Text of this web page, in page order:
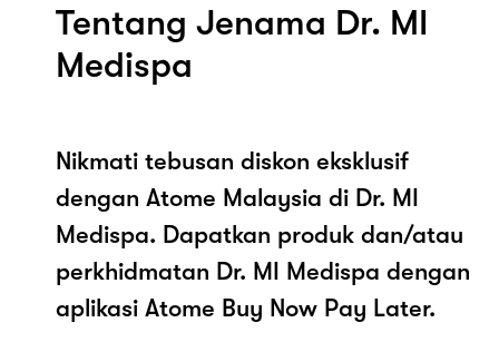
Tentang Jenama Dr. MI
Medispa
Nikmati tebusan diskon eksklusif
dengan Atome Malaysia di Dr. MI
Medispa. Dapatkan produk dan/atau
perkhidmatan Dr. MI Medispa dengan
aplikasi Atome Buy Now Pay Later.